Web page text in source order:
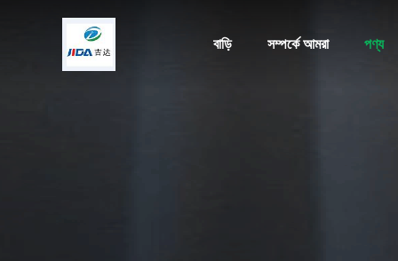
বাড়ি সম্পর্কে আমরা পণ্য